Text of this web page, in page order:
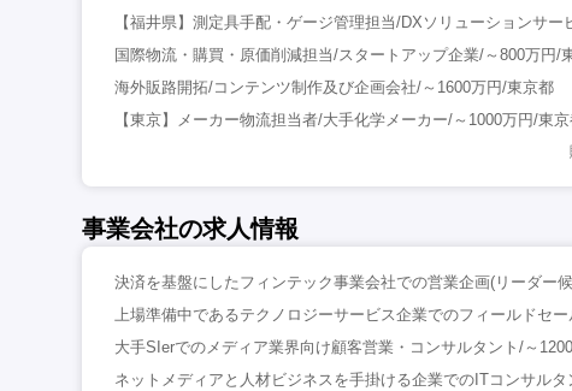
【福井県】測定具手配・ゲージ管理担当/DXソリューションサ
国際物流・購買・原価削減担当/スタートアップ企業/～800万円/
海外販路開拓/コンテンツ制作及び企画会社/～1600万円/東京都
【東京】メーカー物流担当者/大手化学メーカー/～1000万円/東
事業会社の求人情報
決済を基盤にしたフィンテック事業会社での営業企画(リーダー
上場準備中であるテクノロジーサービス企業でのフィールドセ
大手SIerでのメディア業界向け顧客営業・コンサルタント/～
ネットメディアと人材ビジネスを手掛ける企業でのITコンサル